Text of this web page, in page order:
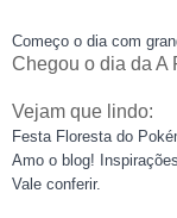
Começo o dia com
Chegou o dia da A
Vejam que lindo:
Festa Floresta do
Amo o blog!
Vale conferir.